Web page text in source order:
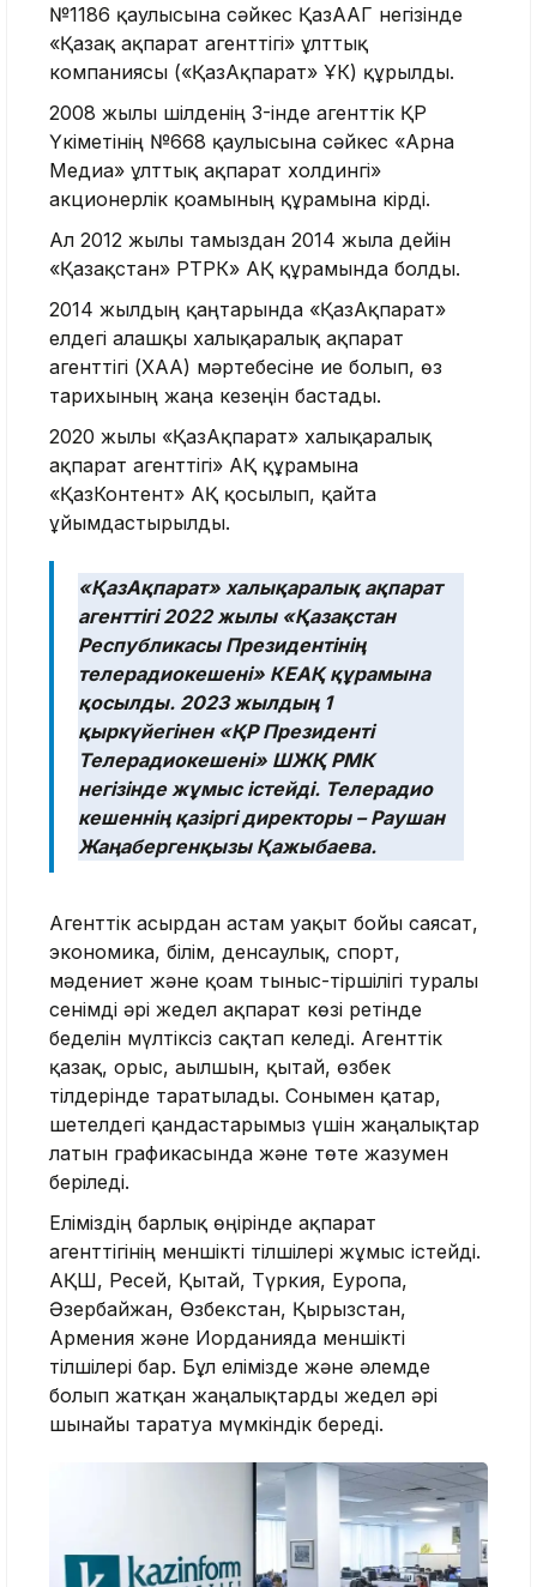
№1186 қаулысына сәйкес ҚазААГ негізінде
«Қазақ ақпарат агенттігі» ұлттық
компаниясы («ҚазАқпарат» ҰК) құрылды.
2008 жылғы шілденің 3-інде агенттік ҚР
Үкіметінің №668 қаулысына сәйкес «Арна
Медиа» ұлттық ақпарат холдингі»
акционерлік қоғамының құрамына кірді.
Ал 2012 жылғы тамыздан 2014 жылға дейін
«Қазақстан» РТРК» АҚ құрамында болды.
2014 жылдың қаңтарында «ҚазАқпарат»
елдегі алғашқы халықаралық ақпарат
агенттігі (ХАА) мәртебесіне ие болып, өз
тарихының жаңа кезеңін бастады.
2020 жылы «ҚазАқпарат» халықаралық
ақпарат агенттігі» АҚ құрамына
«ҚазКонтент» АҚ қосылып, қайта
ұйымдастырылды.
«ҚазАқпарат» халықаралық ақпарат
агенттігі 2022 жылы «Қазақстан
Республикасы Президентінің
телерадиокешені» КЕАҚ құрамына
қосылды. 2023 жылдың 1
қыркүйегінен «ҚР Президенті
Телерадиокешені» ШЖҚ РМК
негізінде жұмыс істейді. Телерадио
кешеннің қазіргі директоры – Раушан
Жаңабергенқызы Қажыбаева.
Агенттік ғасырдан астам уақыт бойы саясат,
экономика, білім, денсаулық, спорт,
мәдениет және қоғам тыныс-тіршілігі туралы
сенімді әрі жедел ақпарат көзі ретінде
беделін мүлтіксіз сақтап келеді. Агенттік
қазақ, орыс, ағылшын, қытай, өзбек
тілдерінде таратылады. Сонымен қатар,
шетелдегі қандастарымыз үшін жаңалықтар
латын графикасында және төте жазумен
беріледі.
Еліміздің барлық өңірінде ақпарат
агенттігінің меншікті тілшілері жұмыс істейді.
АҚШ, Ресей, Қытай, Түркия, Еуропа,
Әзербайжан, Өзбекстан, Қырғызстан,
Армения және Иорданияда меншікті
тілшілері бар. Бұл елімізде және әлемде
болып жатқан жаңалықтарды жедел әрі
шынайы таратуға мүмкіндік береді.